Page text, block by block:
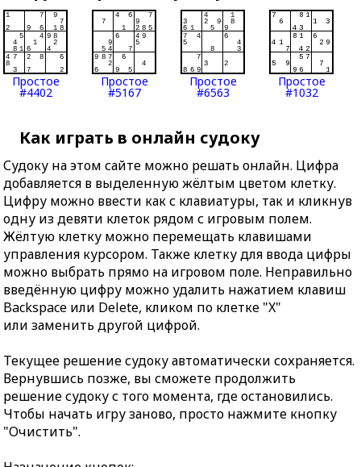
Простое
#4402
Простое
#5167
Простое
#6563
Простое
#1032
Как играть в онлайн судоку
Судоку на этом сайте можно решать онлайн. Цифра
добавляется в выделенную жёлтым цветом клетку.
Цифру можно ввести как с клавиатуры, так и кликнув
одну из девяти клеток рядом с игровым полем.
Жёлтую клетку можно перемещать клавишами
управления курсором. Также клетку для ввода цифры
можно выбрать прямо на игровом поле. Неправильно
введённую цифру можно удалить нажатием клавиш
Backspace или Delete, кликом по клетке "X"
или заменить другой цифрой.
Текущее решение судоку автоматически сохраняется.
Вернувшись позже, вы сможете продолжить
решение судоку с того момента, где остановились.
Чтобы начать игру заново, просто нажмите кнопку
"Очистить".